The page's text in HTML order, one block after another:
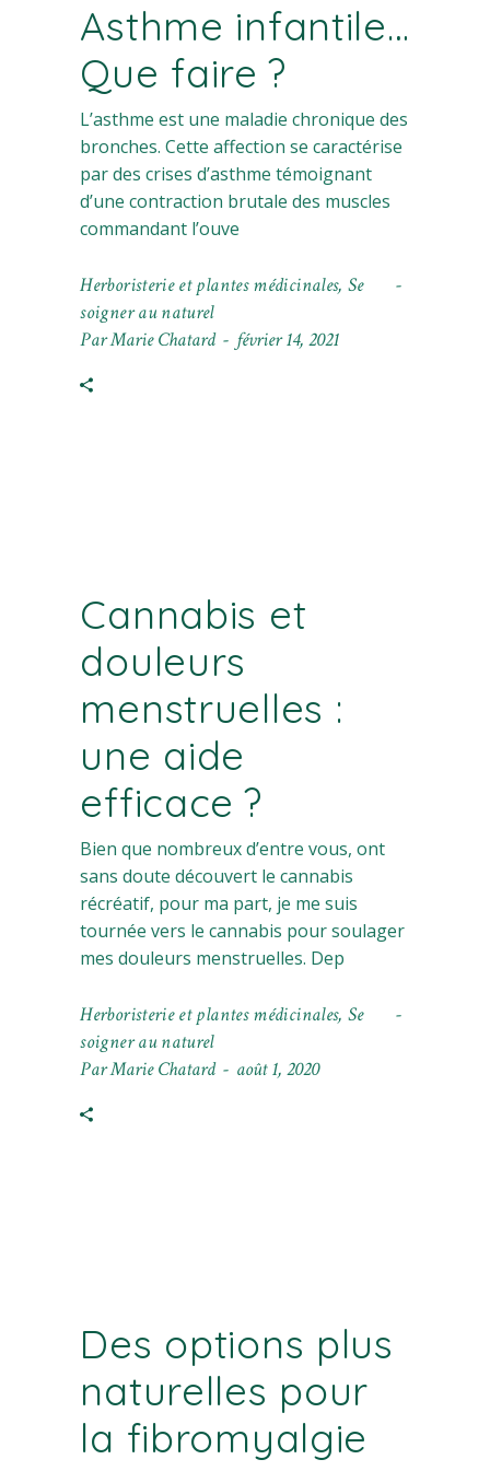
Asthme infantile…
Que faire ?
L’asthme est une maladie chronique des
bronches. Cette affection se caractérise
par des crises d’asthme témoignant
d’une contraction brutale des muscles
commandant l’ouve
Herboristerie et plantes médicinales, Se
soigner au naturel
ParMarie Chatard février 14, 2021
Cannabis et
douleurs
menstruelles :
une aide
efficace ?
Bien que nombreux d’entre vous, ont
sans doute découvert le cannabis
récréatif, pour ma part, je me suis
tournée vers le cannabis pour soulager
mes douleurs menstruelles. Dep
Herboristerie et plantes médicinales, Se
soigner au naturel
ParMarie Chatard août 1, 2020
Des options plus
naturelles pour
la fibromyalgie